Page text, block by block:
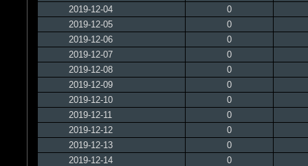
2019-12-04
0
2019-12-05
0
2019-12-06
0
2019-12-07
0
2019-12-08
0
2019-12-09
0
2019-12-10
0
2019-12-11
0
2019-12-12
0
2019-12-13
0
2019-12-14
0